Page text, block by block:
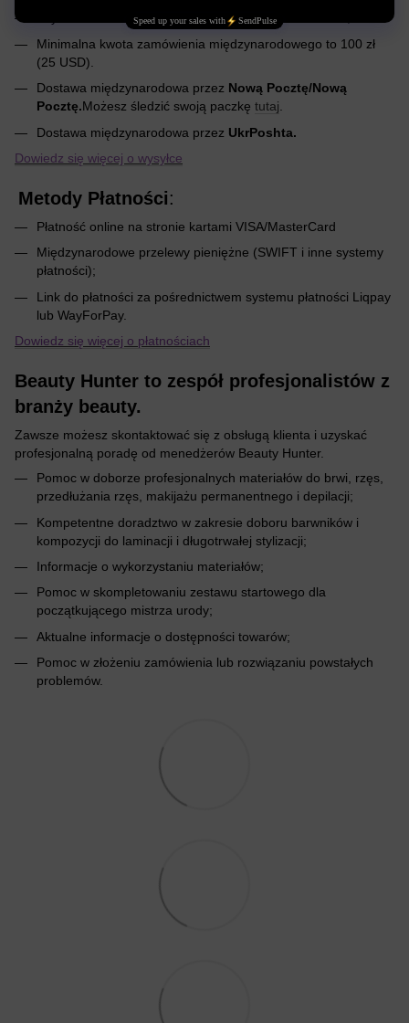
Szybka dostawa zamówień do Polski przez Nova Post;
Minimalna kwota zamówienia międzynarodowego to 100 zł
(25 USD).
Dostawa międzynarodowa przez Nową Pocztę/Nową
Pocztę.Możesz śledzić swoją paczkę tutaj
Dostawa międzynarodowa przez UkrPoshta.
Dowiedz się więcej o wysyłce
Metody Płatności:
Płatność online na stronie kartami VISA/MasterCard
Międzynarodowe przelewy pieniężne (SWIFT i inne systemy
płatności);
Link do płatności za pośrednictwem systemu płatności Liqpay
lub WayForPay.
Dowiedz się więcej o płatnościach
Beauty Hunter to zespół profesjonalistów z
branży beauty.
Zawsze możesz skontaktować się z obsługą klienta i uzyskać
profesjonalną poradę od menedżerów Beauty Hunter.
Pomoc w doborze profesjonalnych materiałów do brwi, rzęs,
przedłużania rzęs, makijażu permanentnego i depilacji;
Kompetentne doradztwo w zakresie doboru barwników i
kompozycji do laminacji i długotrwałej stylizacji;
Informacje o wykorzystaniu materiałów;
Pomoc w skompletowaniu zestawu startowego dla
początkującego mistrza urody;
Aktualne informacje o dostępności towarów;
Pomoc w złożeniu zamówienia lub rozwiązaniu powstałych
problemów.